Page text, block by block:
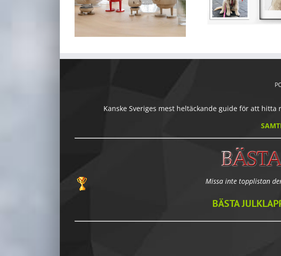
Kanske Sveriges mest heltäckande guide för att
Missa inte topplistan
BÄSTA